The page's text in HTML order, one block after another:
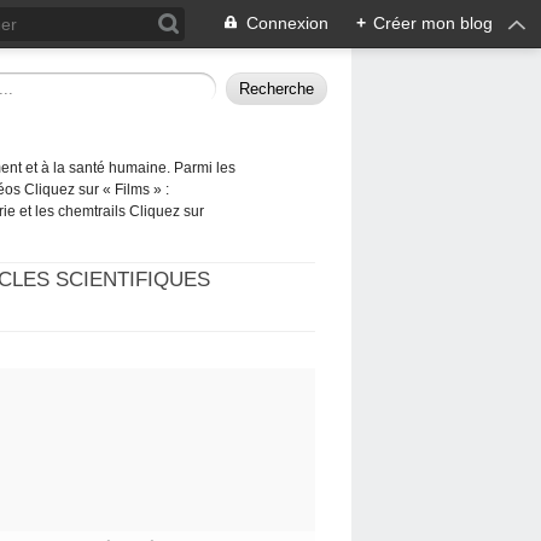
Connexion + Créer mon blog
et à la santé humaine. Parmi les
Cliquez sur « Films » :
et les chemtrails Cliquez sur
SCIENTIFIQUES